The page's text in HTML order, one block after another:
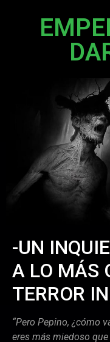
-UN
A LO MÁS
TERROR
“Pero Pepino, ¿cómo
eres más miedoso